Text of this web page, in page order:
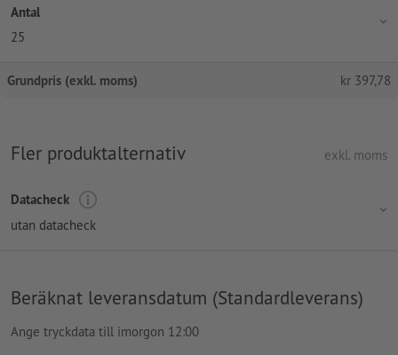
Antal
25
Grundpris (exkl. moms) kr 397,78
Fler produktalternativ exkl. moms
Datacheck
utan datacheck
Beräknat leveransdatum (Standardleverans)
Ange tryckdata till imorgon 12:00